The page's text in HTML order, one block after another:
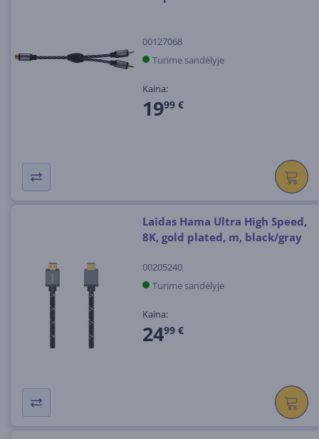
00127068
Turime sandėlyje
Kaina:
1999 €
Laidas Hama Ultra High Speed,
8K, gold plated, m, black/gray
00205240
Turime sandėlyje
Kaina:
2499 €